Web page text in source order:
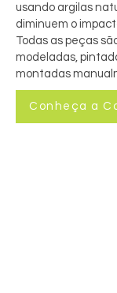
usando argilas
diminuem o
Todas as peças
modeladas,
montadas
Conheça a